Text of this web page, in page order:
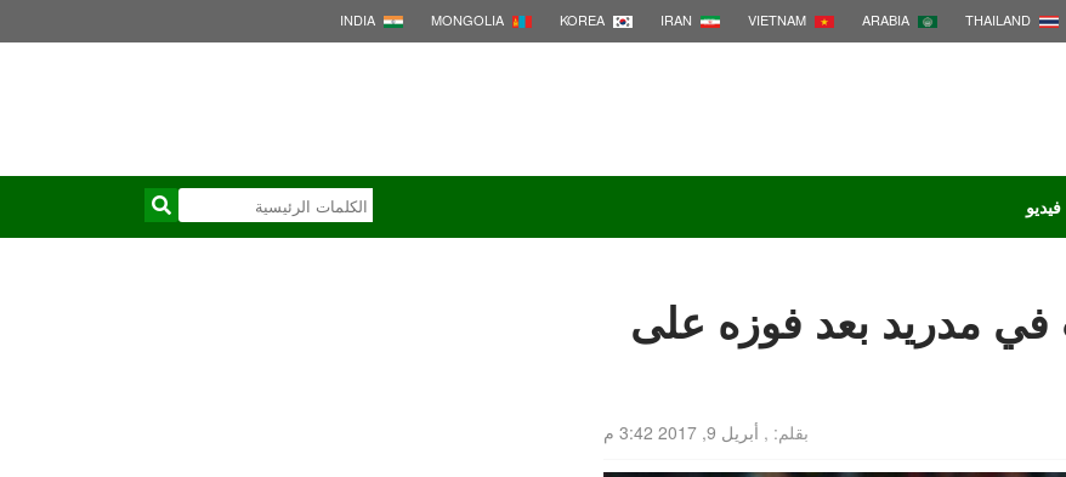
THAILAND
ARABIA
VIETNAM
IRAN
KOREA
MONGOLIA
INDIA
فيديو
في مدريد بعد فوزه على
بقلم: , أبريل 9, 2017 3:42 م